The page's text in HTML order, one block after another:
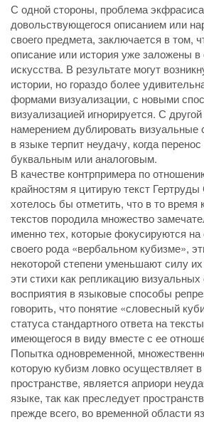
С одной стороны, проблема
довольствующегося описанием или
своего предмета, заключается в том,
описание или история уже заложены
искусства. В результате могут
истории, но гораздо более
формами визуализации, с новыми
визуализацией игнорируется. С
намерением дублировать визуальные
в языке терпит неудачу, когда перенос
буквальным или аналоговым.
В качестве контрпримера по
крайностям я цитирую текст
хотелось бы отметить, что в то время
текстов породила множество
именно тех, которые фокусируются на
своего рода «вербальном кубизме»,
некоторой степени уменьшают силу
эти стихи как репликацию
восприятия в языковые способы
говорить, что понятие «словесный
статуса стандартного ответа на
имеющегося в виду вместе с ее
Попытка одновременной,
которую кубизм ловко осуществляет
пространстве, является априори
языке, так как преследует
прежде всего, во временной области